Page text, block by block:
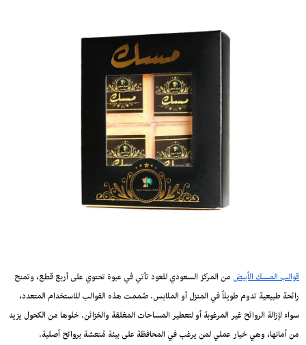
قوالب المسك الأبيضمن المركز السعودي للعود تأتي في عبوة تحتوي على أربع قطع، وتمنح
رائحة طبيعية تدوم طويلاً في المنزل أو الملابس. صُممت هذه القوالب للاستخدام المتعدد،
سواء لإزالة الروائح غير المرغوبة أو لتعطير المساحات المغلقة والخزائن. خلوها من الكحول يزيد
من أمانها، وهي خيار عملي لمن يرغب في المحافظة على بيئة مُنعشة بروائح أصلية.